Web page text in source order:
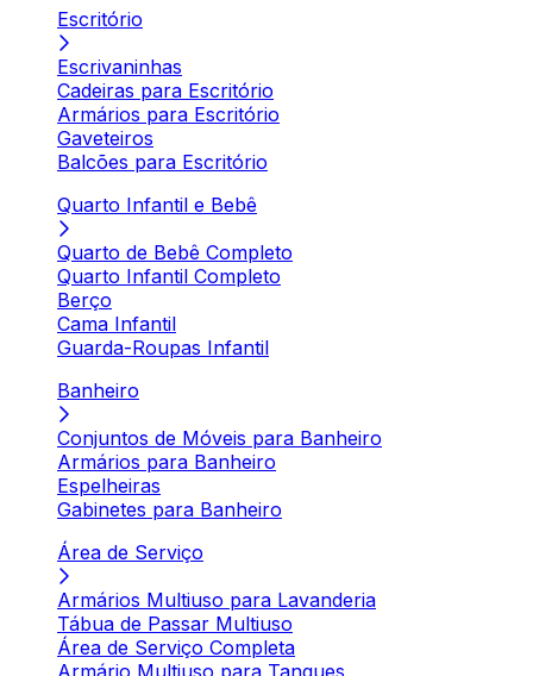
Escritório
Escrivaninhas
Cadeiras para Escritório
Armários para Escritório
Gaveteiros
Balcões para Escritório
Quarto Infantil e Bebê
Quarto de Bebê Completo
Quarto Infantil Completo
Berço
Cama Infantil
Guarda-Roupas Infantil
Banheiro
Conjuntos de Móveis para Banheiro
Armários para Banheiro
Espelheiras
Gabinetes para Banheiro
Área de Serviço
Armários Multiuso para Lavanderia
Tábua de Passar Multiuso
Área de Serviço Completa
Armário Multiuso para Tanques